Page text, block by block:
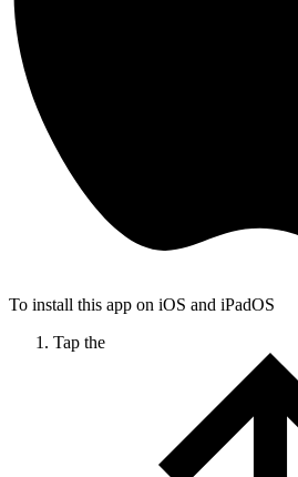
To install this app on iOS and iPadOS
Tap the